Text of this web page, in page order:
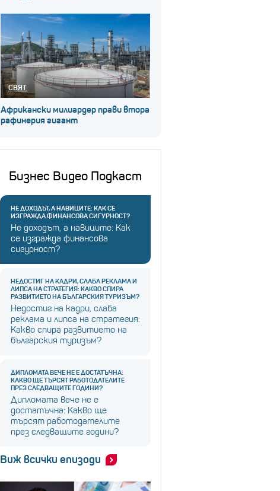
СВЯТ
Африкански милиардер прави втора
рафинерия гигант
Бизнес Видео Подкаст
НЕ ДОХОДЪТ, А НАВИЦИТЕ: КАК СЕ
ИЗГРАЖДА ФИНАНСОВА СИГУРНОСТ?
Не доходът, а навиците: Как
се изгражда финансова
сигурност?
НЕДОСТИГ НА КАДРИ, СЛАБА РЕКЛАМА И
ЛИПСА НА СТРАТЕГИЯ: КАКВО СПИРА
РАЗВИТИЕТО НА БЪЛГАРСКИЯ ТУРИЗЪМ?
Недостиг на кадри, слаба
реклама и липса на стратегия:
Какво спира развитието на
българския туризъм?
ДИПЛОМАТА ВЕЧЕ НЕ Е ДОСТАТЪЧНА:
КАКВО ЩЕ ТЪРСЯТ РАБОТОДАТЕЛИТЕ
ПРЕЗ СЛЕДВАЩИТЕ ГОДИНИ?
Дипломата вече не е
достатъчна: Какво ще
търсят работодателите
през следващите години?
Виж всички епизоди